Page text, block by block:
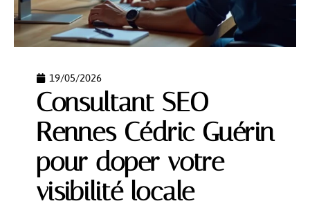
19/05/2026
Consultant SEO
Rennes Cédric Guérin
pour doper votre
visibilité locale